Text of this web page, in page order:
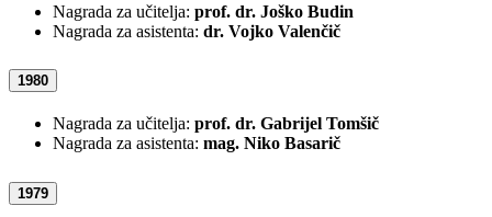
Nagrada za učitelja: prof. dr. Joško Budin
Nagrada za asistenta: dr. Vojko Valenčič
1980
Nagrada za učitelja: prof. dr. Gabrijel Tomšič
Nagrada za asistenta: mag. Niko Basarič
1979